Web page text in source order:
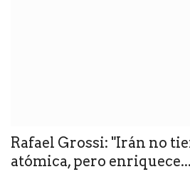
Rafael Grossi: "Irán no
atómica, pero enriquece...